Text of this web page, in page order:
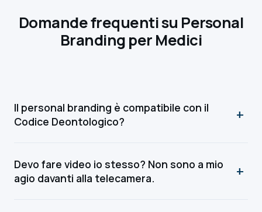
Domande frequenti su Personal
Branding per Medici
Il personal branding è compatibile con il
Codice Deontologico?
+
ammessa se veritiera e documentabile, vietate
diagnosi online, vietate testimonianze cliniche di
Devo fare video io stesso? Non sono a mio
agio davanti alla telecamera.
+